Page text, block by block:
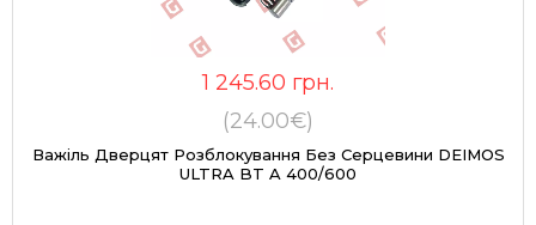
1 245.60 грн.
(24.00€)
Важіль Дверцят Розблокування Без Серцевини DEIMOS
ULTRA BT A 400/600